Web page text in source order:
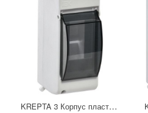
KREPTA 3 Корпус пластиковый КМПн 2/2 IP30 белый IEK